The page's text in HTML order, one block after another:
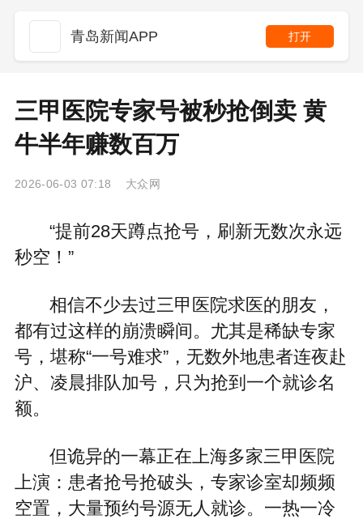
青岛新闻APP 打开
三甲医院专家号被秒抢倒卖 黄
牛半年赚数百万
2026-06-03 07:18 大众网
“提前28天蹲点抢号，刷新无数次永远
秒空！”
相信不少去过三甲医院求医的朋友，
都有过这样的崩溃瞬间。尤其是稀缺专家
号，堪称“一号难求”，无数外地患者连夜赴
沪、凌晨排队加号，只为抢到一个就诊名
额。
但诡异的一幕正在上海多家三甲医院
上演：患者抢号抢破头，专家诊室却频频
空置，大量预约号源无人就诊。一热一冷